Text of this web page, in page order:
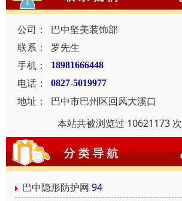
公司：
巴中坚美装饰部
联系：
罗先生
手机：
18981666448
电话： 0827-5019977
地址：
巴中市巴州区回风大溪口
本站共被浏览过 10621173 次
巴中隐形防护网 94